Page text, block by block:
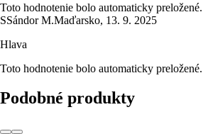
Toto hodnotenie bolo automaticky preložené.
SSándor M.Maďarsko, 13. 9. 2025
Hlava
Toto hodnotenie bolo automaticky preložené.
Podobné produkty